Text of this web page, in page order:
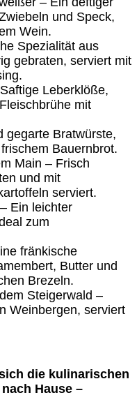
und Speck,
Wein.
Spezialität aus
gebraten, serviert mit
Leberklöße,
mit
gegarte Bratwürste,
Bauernbrot.
Main – Frisch
und mit
serviert.
Ein leichter
zum
fränkische
Butter und
Brezeln.
Steigerwald –
Weinbergen, serviert
die kulinarischen
Hause –